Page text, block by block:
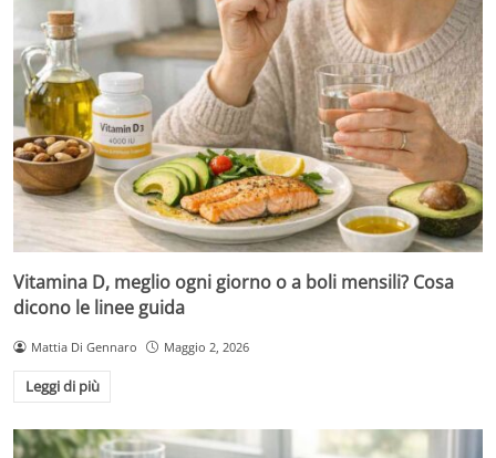
Vitamina D, meglio ogni giorno o a boli mensili? Cosa
dicono le linee guida
Mattia Di Gennaro Maggio 2, 2026
Leggi di più